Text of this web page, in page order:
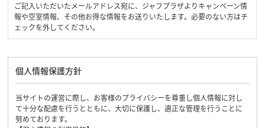
ご記入いただいたメールアドレス宛に、ジャフプラザよりキャンペーン情
報や空室情報、その他お得な情報をお送りいたします。必要のない方はチ
ェックを外してください。
個人情報保護方針
当サイトの運営に際し、お客様のプライバシーを尊重し個人情報に対し
て十分な配慮を行うとともに、大切に保護し、適正な管理を行うことに
努めております。